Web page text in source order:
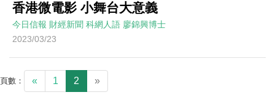
香港微電影 小舞台大意義
今日信報 財經新聞 科網人語 廖錦興博士
2023/03/23
頁數： « 1 2 »